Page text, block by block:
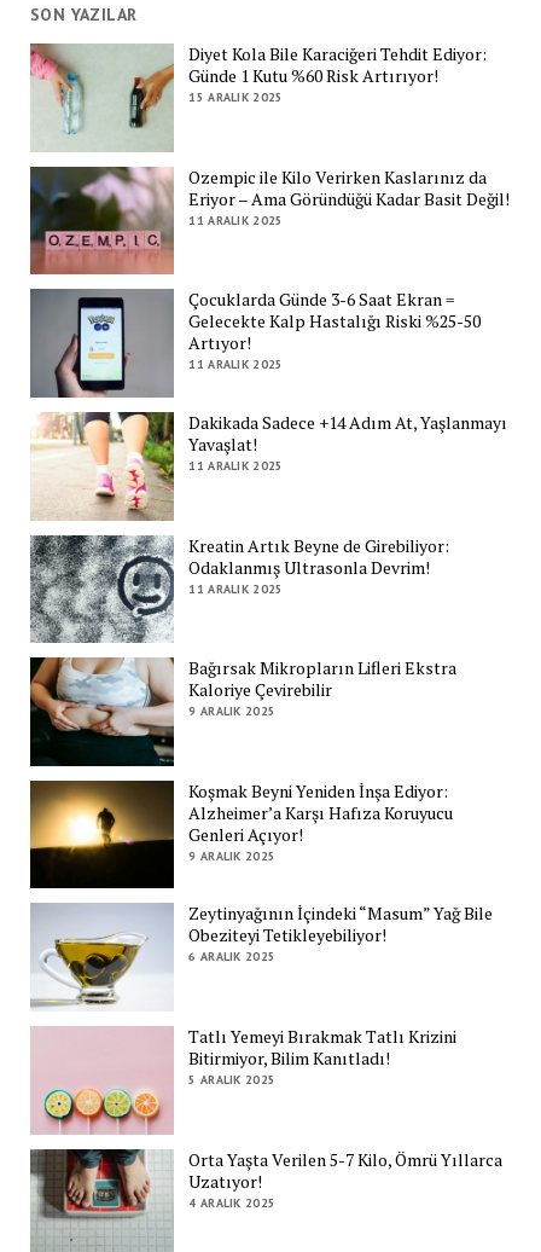
SON YAZILAR
Diyet Kola Bile Karaciğeri Tehdit Ediyor:
Günde 1 Kutu %60 Risk Artırıyor!
15 ARALIK 2025
Ozempic ile Kilo Verirken Kaslarınız da
Eriyor – Ama Göründüğü Kadar Basit Değil!
11 ARALIK 2025
Çocuklarda Günde 3-6 Saat Ekran =
Gelecekte Kalp Hastalığı Riski %25-50
Artıyor!
11 ARALIK 2025
Dakikada Sadece +14 Adım At, Yaşlanmayı
Yavaşlat!
11 ARALIK 2025
Kreatin Artık Beyne de Girebiliyor:
Odaklanmış Ultrasonla Devrim!
11 ARALIK 2025
Bağırsak Mikropların Lifleri Ekstra
Kaloriye Çevirebilir
9 ARALIK 2025
Koşmak Beyni Yeniden İnşa Ediyor:
Alzheimer’a Karşı Hafıza Koruyucu
Genleri Açıyor!
9 ARALIK 2025
Zeytinyağının İçindeki “Masum” Yağ Bile
Obeziteyi Tetikleyebiliyor!
6 ARALIK 2025
Tatlı Yemeyi Bırakmak Tatlı Krizini
Bitirmiyor, Bilim Kanıtladı!
5 ARALIK 2025
Orta Yaşta Verilen 5-7 Kilo, Ömrü Yıllarca
Uzatıyor!
4 ARALIK 2025